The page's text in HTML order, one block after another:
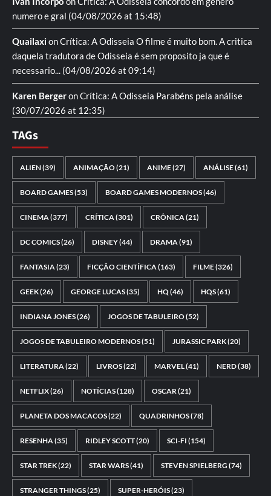
numero e gral (04/08/2026 at 15:48)
QuailaxionCrítica: A Odisseia O filme é muito bom. A critica
daquela tradutora de Odisseia é sem proposito ja que é
necessario... (04/08/2026 at 09:14)
Karen BergeronCrítica: A Odisseia Parabéns pela análise
(30/07/2026 at 12:35)
TAGs
ALIEN(39) ANIMAÇÃO(21) ANIME(27) ANÁLISE(61)
BOARD GAMES(53) BOARD GAMES MODERNOS(46)
CINEMA(377) CRÍTICA(301) CRÔNICA(21)
DC COMICS(26) DISNEY(44) DRAMA(91)
FANTASIA(23) FICÇÃO CIENTÍFICA(163) FILME(326)
GEEK(26) GEORGE LUCAS(35) HQ(46) HQS(61)
INDIANA JONES(26) JOGOS DE TABULEIRO(52)
JOGOS DE TABULEIRO MODERNOS(51) JURASSIC PARK(20)
LITERATURA(22) LIVROS(22) MARVEL(41) NERD(38)
NETFLIX(26) NOTÍCIAS(128) OSCAR(21)
PLANETA DOS MACACOS(22) QUADRINHOS(78)
RESENHA(35) RIDLEY SCOTT(20) SCI-FI (154)
STAR TREK(22) STAR WARS(41) STEVEN SPIELBERG (74)
STRANGER THINGS(25) SUPER-HERÓIS(23)